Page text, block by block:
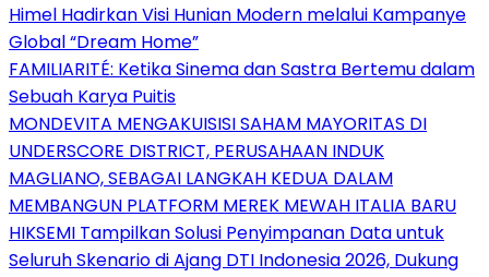
Himel Hadirkan Visi Hunian Modern melalui Kampanye
Global “Dream Home”
FAMILIARITÉ: Ketika Sinema dan Sastra Bertemu dalam
Sebuah Karya Puitis
MONDEVITA MENGAKUISISI SAHAM MAYORITAS DI
UNDERSCORE DISTRICT, PERUSAHAAN INDUK
MAGLIANO, SEBAGAI LANGKAH KEDUA DALAM
MEMBANGUN PLATFORM MEREK MEWAH ITALIA BARU
HIKSEMI Tampilkan Solusi Penyimpanan Data untuk
Seluruh Skenario di Ajang DTI Indonesia 2026, Dukung